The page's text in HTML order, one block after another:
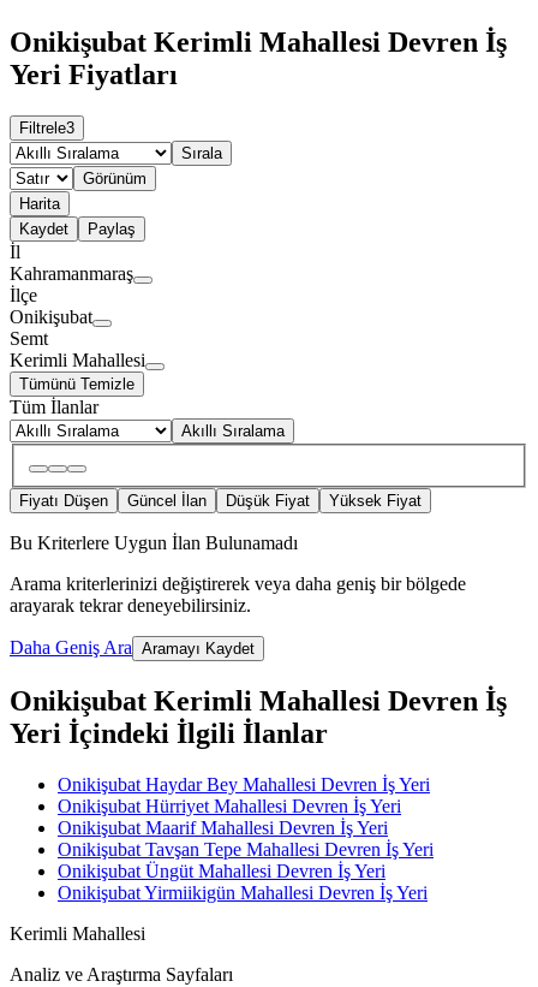
Onikişubat Kerimli Mahallesi Devren İş
Yeri Fiyatları
Filtrele3
Sırala
Görünüm
Harita
Kaydet
Paylaş
İl
Kahramanmaraş
İlçe
Onikişubat
Semt
Kerimli Mahallesi
Tümünü Temizle
Tüm İlanlar
Akıllı Sıralama
Fiyatı Düşen Güncel İlan Düşük Fiyat Yüksek Fiyat
Bu Kriterlere Uygun İlan Bulunamadı
Arama kriterlerinizi değiştirerek veya daha geniş bir bölgede
arayarak tekrar deneyebilirsiniz.
Daha Geniş Ara Aramayı Kaydet
Onikişubat Kerimli Mahallesi Devren İş
Yeri İçindeki İlgili İlanlar
Onikişubat Haydar Bey Mahallesi Devren İş Yeri
Onikişubat Hürriyet Mahallesi Devren İş Yeri
Onikişubat Maarif Mahallesi Devren İş Yeri
Onikişubat Tavşan Tepe Mahallesi Devren İş Yeri
Onikişubat Üngüt Mahallesi Devren İş Yeri
Onikişubat Yirmiikigün Mahallesi Devren İş Yeri
Kerimli Mahallesi
Analiz ve Araştırma Sayfaları